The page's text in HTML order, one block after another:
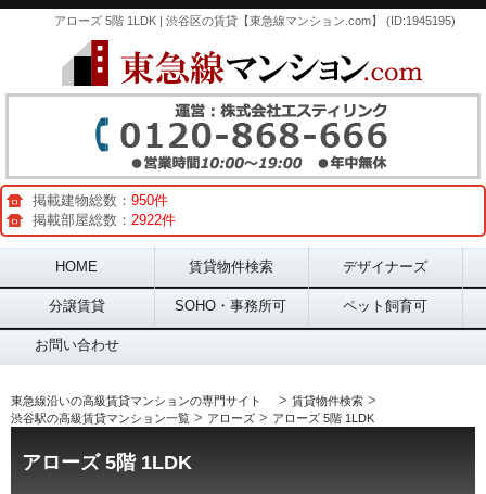
アローズ 5階 1LDK | 渋谷区の賃貸【東急線マンション.com】 (ID:1945195)
掲載建物総数： 950件
掲載部屋総数： 2922件
Main menu
HOME 賃貸物件検索 デザイナーズ
分譲賃貸 SOHO・事務所可 ペット飼育可
お問い合わせ
東急線沿いの高級賃貸マンションの専門サイト > 賃貸物件検索 >
渋谷駅の高級賃貸マンション一覧 > アローズ > アローズ 5階 1LDK
アローズ 5階 1LDK